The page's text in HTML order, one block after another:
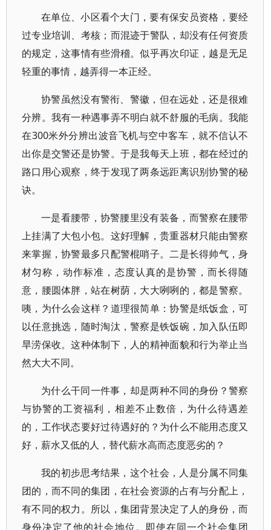
在单位、小区看个大门，要有保安员资格，要经
过专业培训、考核；而混迹于警队，却没有任何资质
的规定，这事情有些滑稽。似乎再次印证，越是无足
轻重的事情，越弄得一本正经。
协警虽然没有警衔、警徽，但在远处，还是很难
分辨。我有一种遇事弄不明白就不舒服的毛病。我能
在300米外分辨出波音飞机与空中客车，就不信认不
出你是交警还是协警。于是我每天上班，都在经过的
路口用心观察，终于发现了两条远距离识别协警的秘
诀。
一是看腰带，协警腰里没有装备，而警察在腰带
上挂满了大包小包。这好理解，贵重器材只能由警察
来掌握，协警最多只配警棍哨子。二是长得帅气，身
材匀称，动作标准，态度认真的是协警，而长得随
意，腰圆体胖，站在树荫，大大咧咧的，都是警察。
咦，为什么会这样？道理很简单：协警是纸饭盒，可
以任意挑选，随时淘汰，警察是铁饭碗，加入队伍即
旱涝保收。这种体制下，人的精神面貌和行为举止当
然大大不同。
为什么干同一件事，却是两种不同的身份？警察
与协警的工资福利，相差不止数倍，为什么待遇差
的，工作状态要好过待遇好的？为什么不能用态度又
好，薪水又低的人，替代薪水高而态度恶劣的？
我的初步思考结果，这个社会，人是分属不同集
团的，而不同的集团，在社会资源的占有与分配上，
有不同的权力。所以，集团背景决定了人的身份，而
身份决定了他的社会地位。即使在同一个社会集团